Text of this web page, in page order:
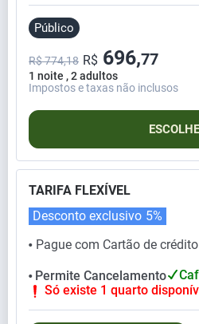
Público
1 noite , 2 adultos
R$ 774,18 R$ 696,77
Impostos e taxas não inclusos
TARIFA FLEXÍVEL
⬤ Pague com Cartão de crédito
Desconto exclusivo 5%
⬤ Permite Cancelamento
Só existe 1 quarto